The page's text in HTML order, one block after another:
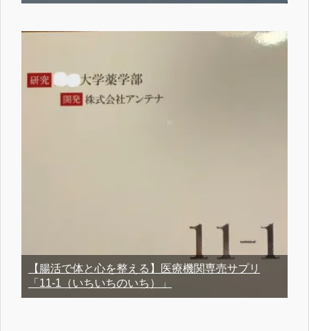
【腸活で体と心を整える】医療機関専売サプリ
「11-1（いちいちのいち）」